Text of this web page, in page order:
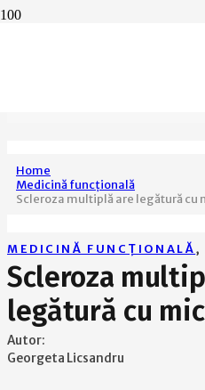
Home
Medicină funcțională
Scleroza multiplă are legătură cu
MEDICINĂ FUNCȚIONALĂ,
Scleroza
legătură cu
Autor:
Georgeta Licsandru